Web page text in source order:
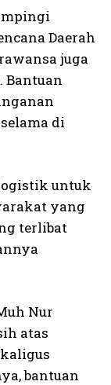
Daerah
juga
Bantuan
di
untuk
yang
terlibat
Nur
atas
bantuan